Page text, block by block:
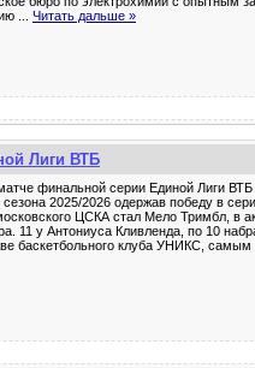
Читать дальше »
Лиги ВТБ
финальной серии Единой Лиги
2025/2026 одержав победу в
ЦСКА стал Мело Тримбл, в
11 у Антониуса Кливленда, по 10
баскетбольного клуба УНИКС, самым